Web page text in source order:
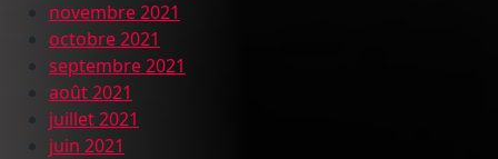
novembre 2021
octobre 2021
septembre 2021
août 2021
juillet 2021
juin 2021